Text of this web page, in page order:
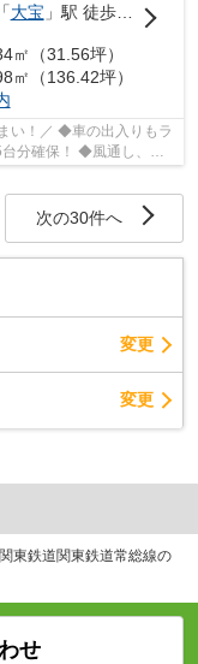
「大宝 」駅 徒歩52分
㎡（31.56坪）
㎡（136.42坪）
入りもラ
分確保！ ◆風通し、日
...
次の30件へ
変更
変更
関東鉄道関東鉄道常総線の
せ